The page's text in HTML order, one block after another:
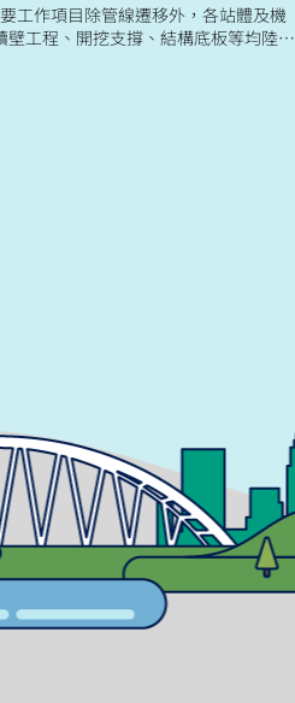
工作項目除管線遷移外，各站體及機
壁工程、開挖支撐、結構底板等均陸續